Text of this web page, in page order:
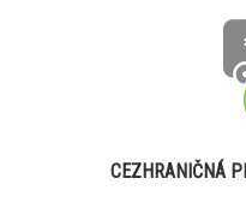
CEZHRANIČNÁ